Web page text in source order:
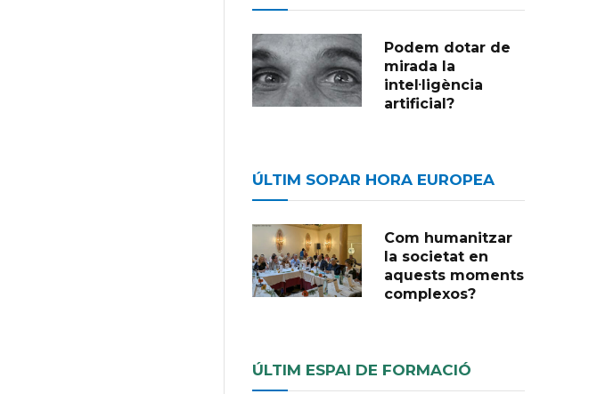
Podem dotar de
mirada la
intel·ligència
artificial?
ÚLTIM SOPAR HORA EUROPEA
Com humanitzar
la societat en
aquests moments
complexos?
ÚLTIM ESPAI DE FORMACIÓ